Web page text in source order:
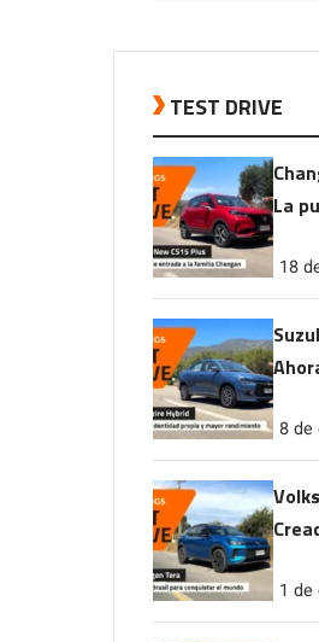
TEST DRIVE
La
18
8 de
1 de